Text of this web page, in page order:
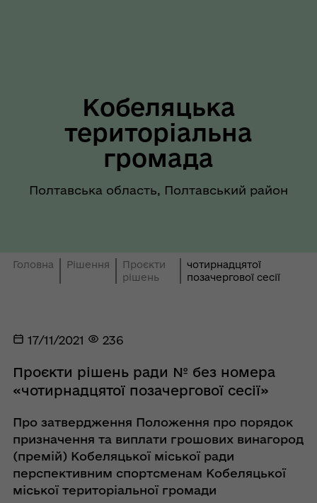
Кобеляцька
територіальна
громада
Полтавська область, Полтавський район
Головна Рішення
Проєкти
рішень
чотирнадцятої
позачергової сесії
17/11/2021 236
Проєкти рішень ради № без номера
«чотирнадцятої позачергової сесії»
Про затвердження Положення про порядок
призначення та виплати грошових винагород
(премій) Кобеляцької міської ради
перспективним спортсменам Кобеляцької
міської територіальної громади